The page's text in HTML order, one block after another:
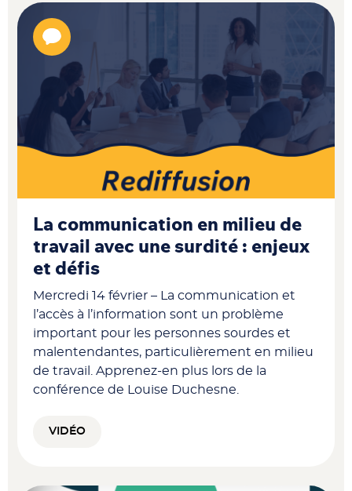
La communication en milieu de
travail avec une surdité : enjeux
et défis
Mercredi 14 février – La communication et
l’accès à l’information sont un problème
important pour les personnes sourdes et
malentendantes, particulièrement en milieu
de travail. Apprenez-en plus lors de la
conférence de Louise Duchesne.
VIDÉO